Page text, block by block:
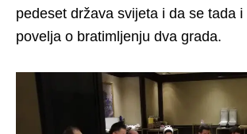
pedeset država svijeta i da se tada i
povelja o bratimljenju dva grada.